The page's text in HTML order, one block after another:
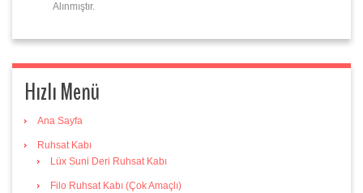
Alınmıştır.
Hızlı Menü
Ana Sayfa
Ruhsat Kabı
Lüx Suni Deri Ruhsat Kabı
Filo Ruhsat Kabı (Çok Amaçlı)